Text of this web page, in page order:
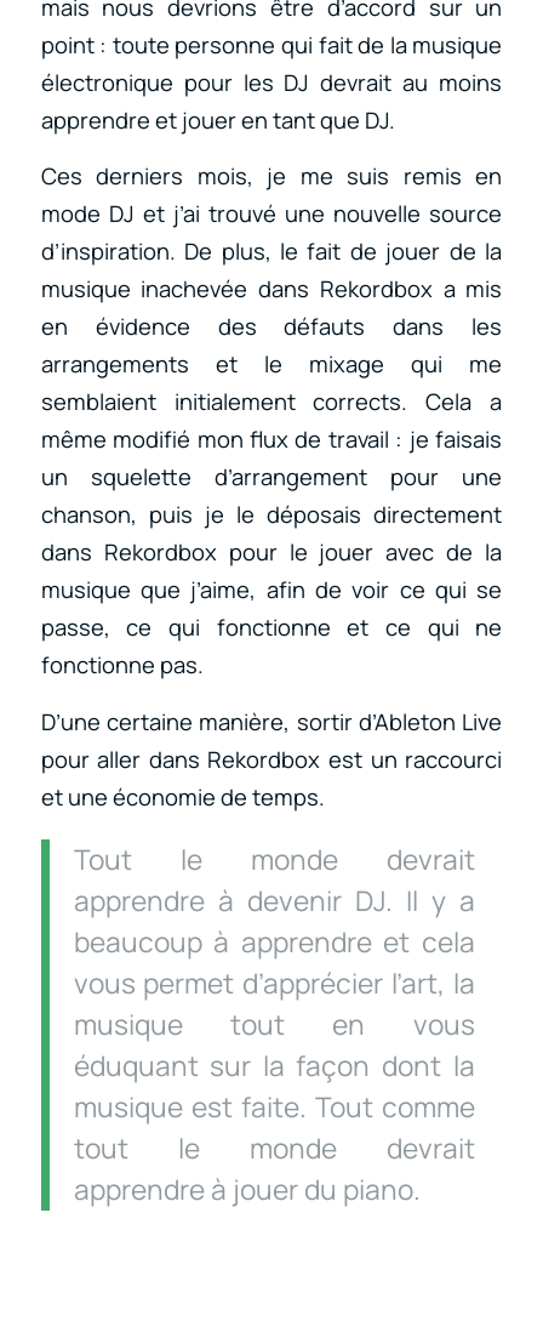
mais nous devrions être d’accord sur un
point : toute personne qui fait de la musique
électronique pour les DJ devrait au moins
apprendre et jouer en tant que DJ.
Ces derniers mois, je me suis remis en
mode DJ et j’ai trouvé une nouvelle source
d’inspiration. De plus, le fait de jouer de la
musique inachevée dans Rekordbox a mis
en évidence des défauts dans les
arrangements et le mixage qui me
semblaient initialement corrects. Cela a
même modifié mon flux de travail : je faisais
un squelette d’arrangement pour une
chanson, puis je le déposais directement
dans Rekordbox pour le jouer avec de la
musique que j’aime, afin de voir ce qui se
passe, ce qui fonctionne et ce qui ne
fonctionne pas.
D’une certaine manière, sortir d’Ableton Live
pour aller dans Rekordbox est un raccourci
et une économie de temps.
Tout le monde devrait
apprendre à devenir DJ. Il y a
beaucoup à apprendre et cela
vous permet d’apprécier l’art, la
musique tout en vous
éduquant sur la façon dont la
musique est faite. Tout comme
tout le monde devrait
apprendre à jouer du piano.